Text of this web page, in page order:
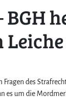
Fragen des
es um die